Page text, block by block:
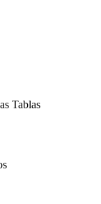
Tablas